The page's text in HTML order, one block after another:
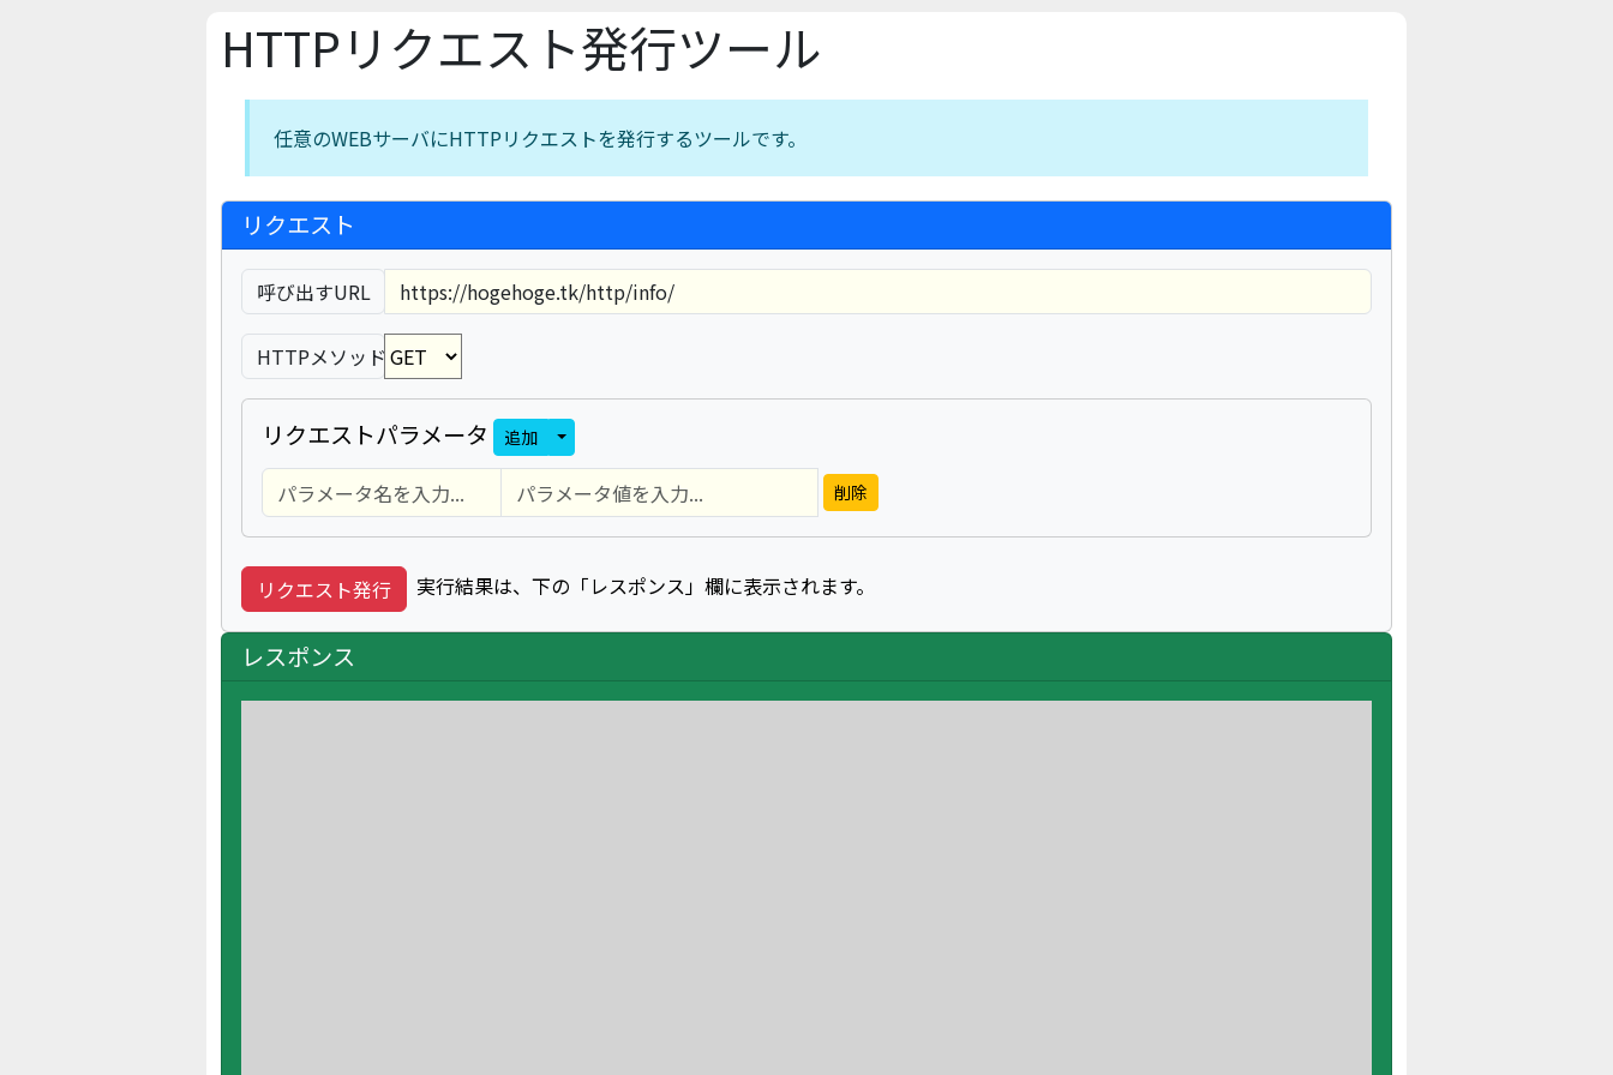
HTTPリクエスト発行ツール
任意のWEBサーバにHTTPリクエストを発行するツールです。
リクエスト
呼び出すURL
HTTPメソッド
リクエストパラメータ 追加 Toggle Dropdown
削除
リクエスト発行 実行結果は、下の「レスポンス」欄に表示されます。
レスポンス